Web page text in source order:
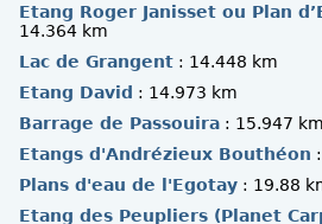
Etang Roger Janisset ou Plan
14.364 km
Lac de Grangent : 14.448 km
Etang David : 14.973 km
Barrage de Passouira : 15.947 km
Etangs d'Andrézieux Bouthéon
Plans d'eau de l'Egotay : 19.88
Etang des Peupliers (Planet